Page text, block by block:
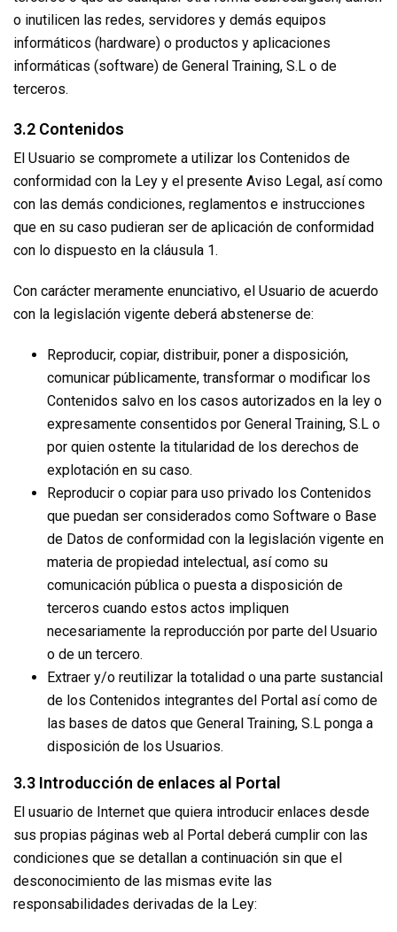
o inutilicen las redes, servidores y demás equipos
informáticos (hardware) o productos y aplicaciones
informáticas (software) de General Training, S.L o de
terceros.
3.2 Contenidos
El Usuario se compromete a utilizar los Contenidos de
conformidad con la Ley y el presente Aviso Legal, así como
con las demás condiciones, reglamentos e instrucciones
que en su caso pudieran ser de aplicación de conformidad
con lo dispuesto en la cláusula 1.
Con carácter meramente enunciativo, el Usuario de acuerdo
con la legislación vigente deberá abstenerse de:
Reproducir, copiar, distribuir, poner a disposición,
comunicar públicamente, transformar o modificar los
Contenidos salvo en los casos autorizados en la ley o
expresamente consentidos por General Training, S.L o
por quien ostente la titularidad de los derechos de
explotación en su caso.
Reproducir o copiar para uso privado los Contenidos
que puedan ser considerados como Software o Base
de Datos de conformidad con la legislación vigente en
materia de propiedad intelectual, así como su
comunicación pública o puesta a disposición de
terceros cuando estos actos impliquen
necesariamente la reproducción por parte del Usuario
o de un tercero.
Extraer y/o reutilizar la totalidad o una parte sustancial
de los Contenidos integrantes del Portal así como de
las bases de datos que General Training, S.L ponga a
disposición de los Usuarios.
3.3 Introducción de enlaces al Portal
El usuario de Internet que quiera introducir enlaces desde
sus propias páginas web al Portal deberá cumplir con las
condiciones que se detallan a continuación sin que el
desconocimiento de las mismas evite las
responsabilidades derivadas de la Ley: